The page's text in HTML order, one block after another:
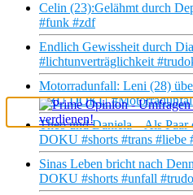
Celin (23):Gelähmt durch
#funk #zdf
Endlich Gewissheit durch
#lichtunverträglichkeit
Motorradunfall: Leni (28)
TRU DOKU
Theo und Daniela – Als
DOKU #shorts #trans #liebe
Sinas Leben bricht nach
DOKU #shorts #unfall